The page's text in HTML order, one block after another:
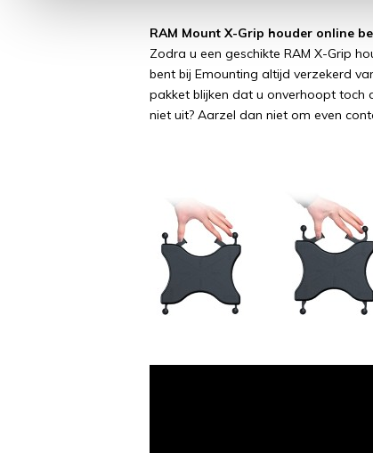
RAM Mount X-Grip houder online
Zodra u een geschikte RAM X-Grip
bent bij Emounting altijd verzekerd
pakket blijken dat u onverhoopt toch
niet uit? Aarzel dan niet om even